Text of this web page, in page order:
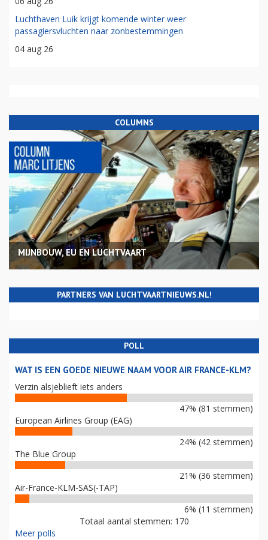
Luchthaven Luik krijgt komende winter weer
passagiersvluchten naar zonbestemmingen
04 aug 26
COLUMNS
MIJNBOUW, EU EN LUCHTVAART
PARTNERS VAN LUCHTVAARTNIEUWS.NL!
POLL
WAT IS EEN GOEDE NIEUWE NAAM VOOR AIR FRANCE-KLM?
Verzin alsjeblieft iets anders
47% (81 stemmen)
European Airlines Group (EAG)
24% (42 stemmen)
The Blue Group
21% (36 stemmen)
Air-France-KLM-SAS(-TAP)
6% (11 stemmen)
Totaal aantal stemmen: 170
Meer polls